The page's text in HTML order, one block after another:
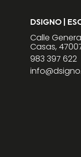
DSIGNO |
Calle
Casas,
983 397 622